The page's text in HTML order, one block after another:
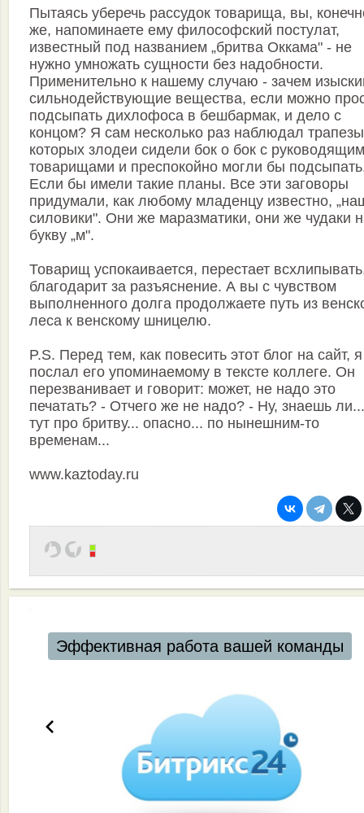
Пытаясь уберечь рассудок товарища, вы,
же, напоминаете ему философский постулат,
известный под названием „бритва Оккама" - не
нужно умножать сущности без надобности.
Применительно к нашему случаю - зачем
сильнодействующие вещества, если можно
подсыпать дихлофоса в бешбармак, и дело с
концом? Я сам несколько раз наблюдал
которых злодеи сидели бок о бок с
товарищами и преспокойно могли бы
Если бы имели такие планы. Все эти заговоры
придумали, как любому младенцу известно,
силовики". Они же маразматики, они же чудаки
букву „м".
Товарищ успокаивается, перестает
благодарит за разъяснение. А вы с чувством
выполненного долга продолжаете путь из
леса к венскому шницелю.
P.S. Перед тем, как повесить этот блог на сайт, я
послал его упоминаемому в тексте коллеге. Он
перезванивает и говорит: может, не надо это
печатать? - Отчего же не надо? - Ну, знаешь
тут про бритву... опасно... по нынешним-то
временам...
www.kaztoday.ru
Эффективная работа вашей команды